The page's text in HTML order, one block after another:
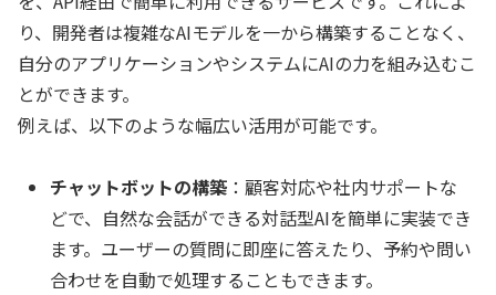
り、開発者は複雑なAIモデルを一から構築することなく、
自分のアプリケーションやシステムにAIの力を組み込むこ
とができます。
例えば、以下のような幅広い活用が可能です。
チャットボットの構築 ：顧客対応や社内サポートな
どで、自然な会話ができる対話型AIを簡単に実装でき
ます。ユーザーの質問に即座に答えたり、予約や問い
合わせを自動で処理することもできます。